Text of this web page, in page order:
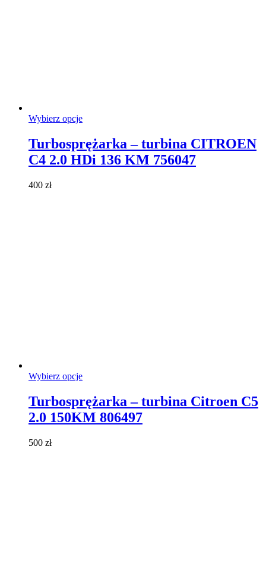
Wybierz opcjeTen
wiele
wariantów.
Turbosprężarka – turbina CITROEN
C4 2.0 HDi 136 KM 756047
400 zł
Wybierz opcjeTen
wiele
wariantów.
Turbosprężarka – turbina Citroen C5
2.0 150KM 806497
500 zł